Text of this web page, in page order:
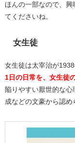
ほんの一部なので、興
てくださいね。
女生徒
女生徒は太宰治が
1日の日常を、女生徒
陥りやすい厭世的な
成などの文豪から認め